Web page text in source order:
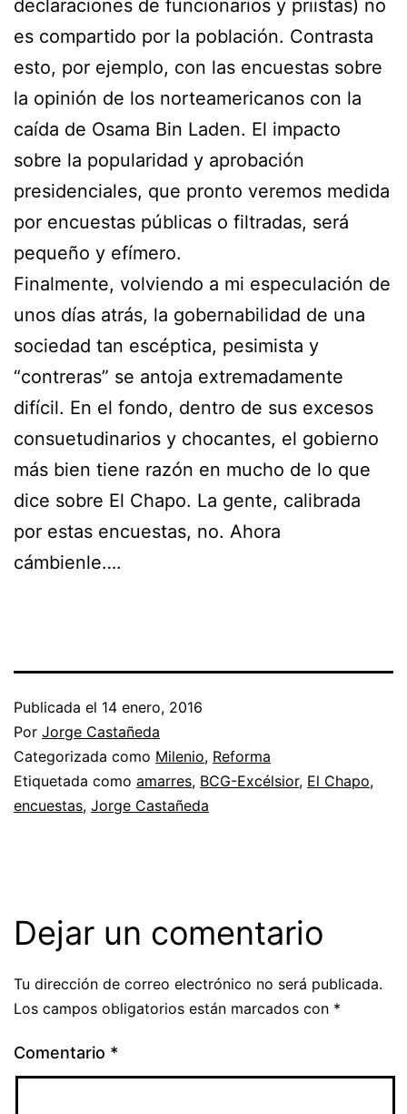
declaraciones de funcionarios y priistas) no
es compartido por la población. Contrasta
esto, por ejemplo, con las encuestas sobre
la opinión de los norteamericanos con la
caída de Osama Bin Laden. El impacto
sobre la popularidad y aprobación
presidenciales, que pronto veremos medida
por encuestas públicas o filtradas, será
pequeño y efímero.
Finalmente, volviendo a mi especulación de
unos días atrás, la gobernabilidad de una
sociedad tan escéptica, pesimista y
“contreras” se antoja extremadamente
difícil. En el fondo, dentro de sus excesos
consuetudinarios y chocantes, el gobierno
más bien tiene razón en mucho de lo que
dice sobre El Chapo. La gente, calibrada
por estas encuestas, no. Ahora
cámbienle….
Publicada el 14 enero, 2016
Por Jorge Castañeda
Categorizada como Milenio, Reforma
Etiquetada como amarres, BCG-Excélsior, El Chapo,
encuestas, Jorge Castañeda
Dejar un comentario
Tu dirección de correo electrónico no será publicada.
Los campos obligatorios están marcados con *
Comentario *